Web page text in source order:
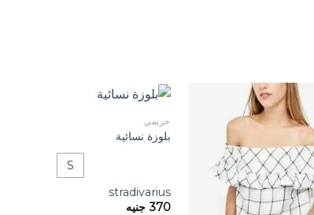
حريمي
بلوزة نسائية
S
stradivarius
370 جنيه